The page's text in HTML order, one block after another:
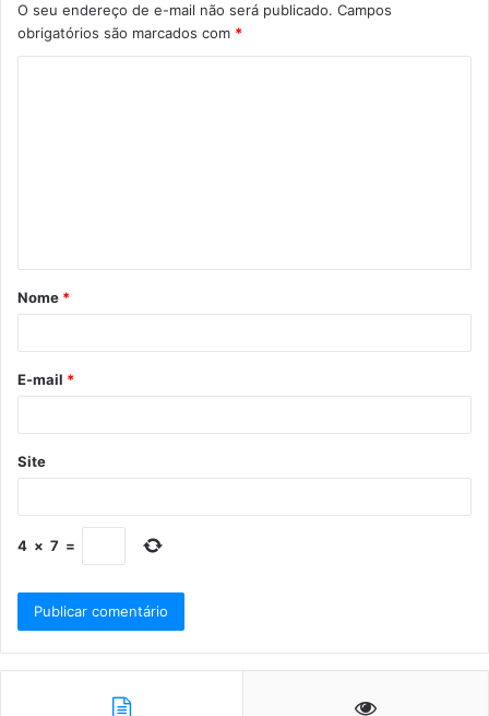
O seu endereço de e-mail não será publicado. Campos
obrigatórios são marcados com *
Nome *
E-mail *
Site
4 × 7 =